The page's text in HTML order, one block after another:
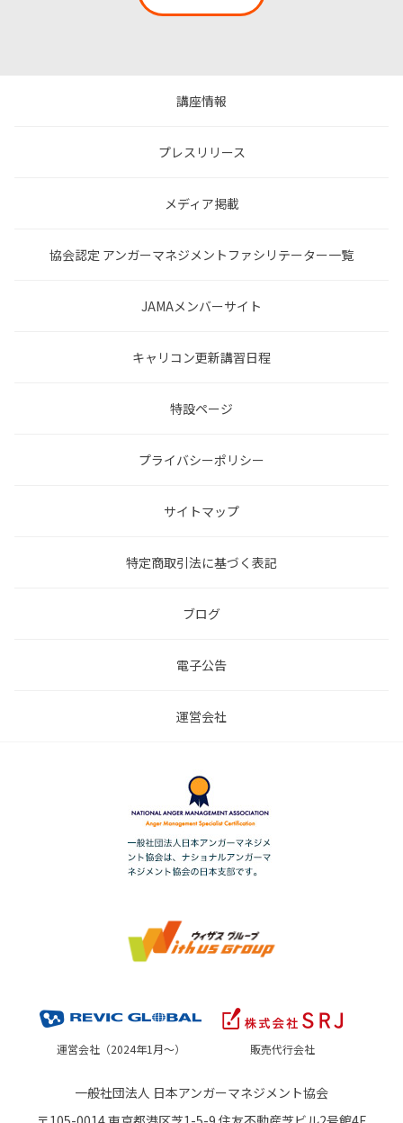
講座情報
プレスリリース
メディア掲載
協会認定 アンガーマネジメントファシリテーター一覧
JAMAメンバーサイト
キャリコン更新講習日程
特設ページ
プライバシーポリシー
サイトマップ
特定商取引法に基づく表記
ブログ
電子公告
運営会社
運営会社（2024年1月～） 販売代行会社
一般社団法人 日本アンガーマネジメント協会